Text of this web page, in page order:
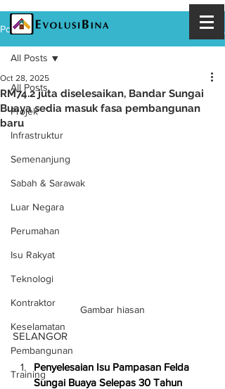
Post
All Posts
Projek
Infrastruktur
Semenanjung
Sabah & Sarawak
Luar Negara
Perumahan
Isu Rakyat
Teknologi
Kontraktor
Keselamatan
Pembangunan
Training
All Posts
RM74.2 juta diselesaikan, Bandar Sungai
Buaya sedia masuk fasa pembangunan
baru
Oct 28, 2025
Gambar hiasan
SELANGOR
Penyelesaian Isu Pampasan Felda
Sungai Buaya Selepas 30 Tahun